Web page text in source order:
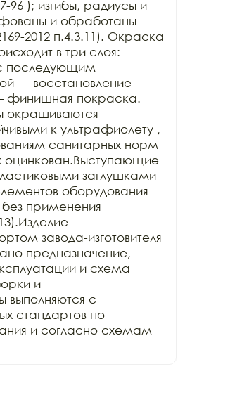
); изгибы, радиусы и
и обработаны
2012 п.4.3.11). Окраска
в три слоя:
с последующим
— восстановление
финишная покраска.
окрашиваются
к ультрафиолету ,
санитарных норм
оцинкован.Выступающие
заглушками
оборудования
применения
завода-изготовителя
предназначение,
и схема
и
с
стандартов по
и согласно схемам